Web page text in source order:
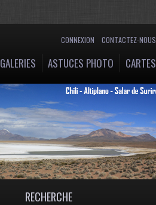
CONNEXION CONTACTEZ-NOUS
GALERIES ASTUCES PHOTO CARTES
RECHERCHE